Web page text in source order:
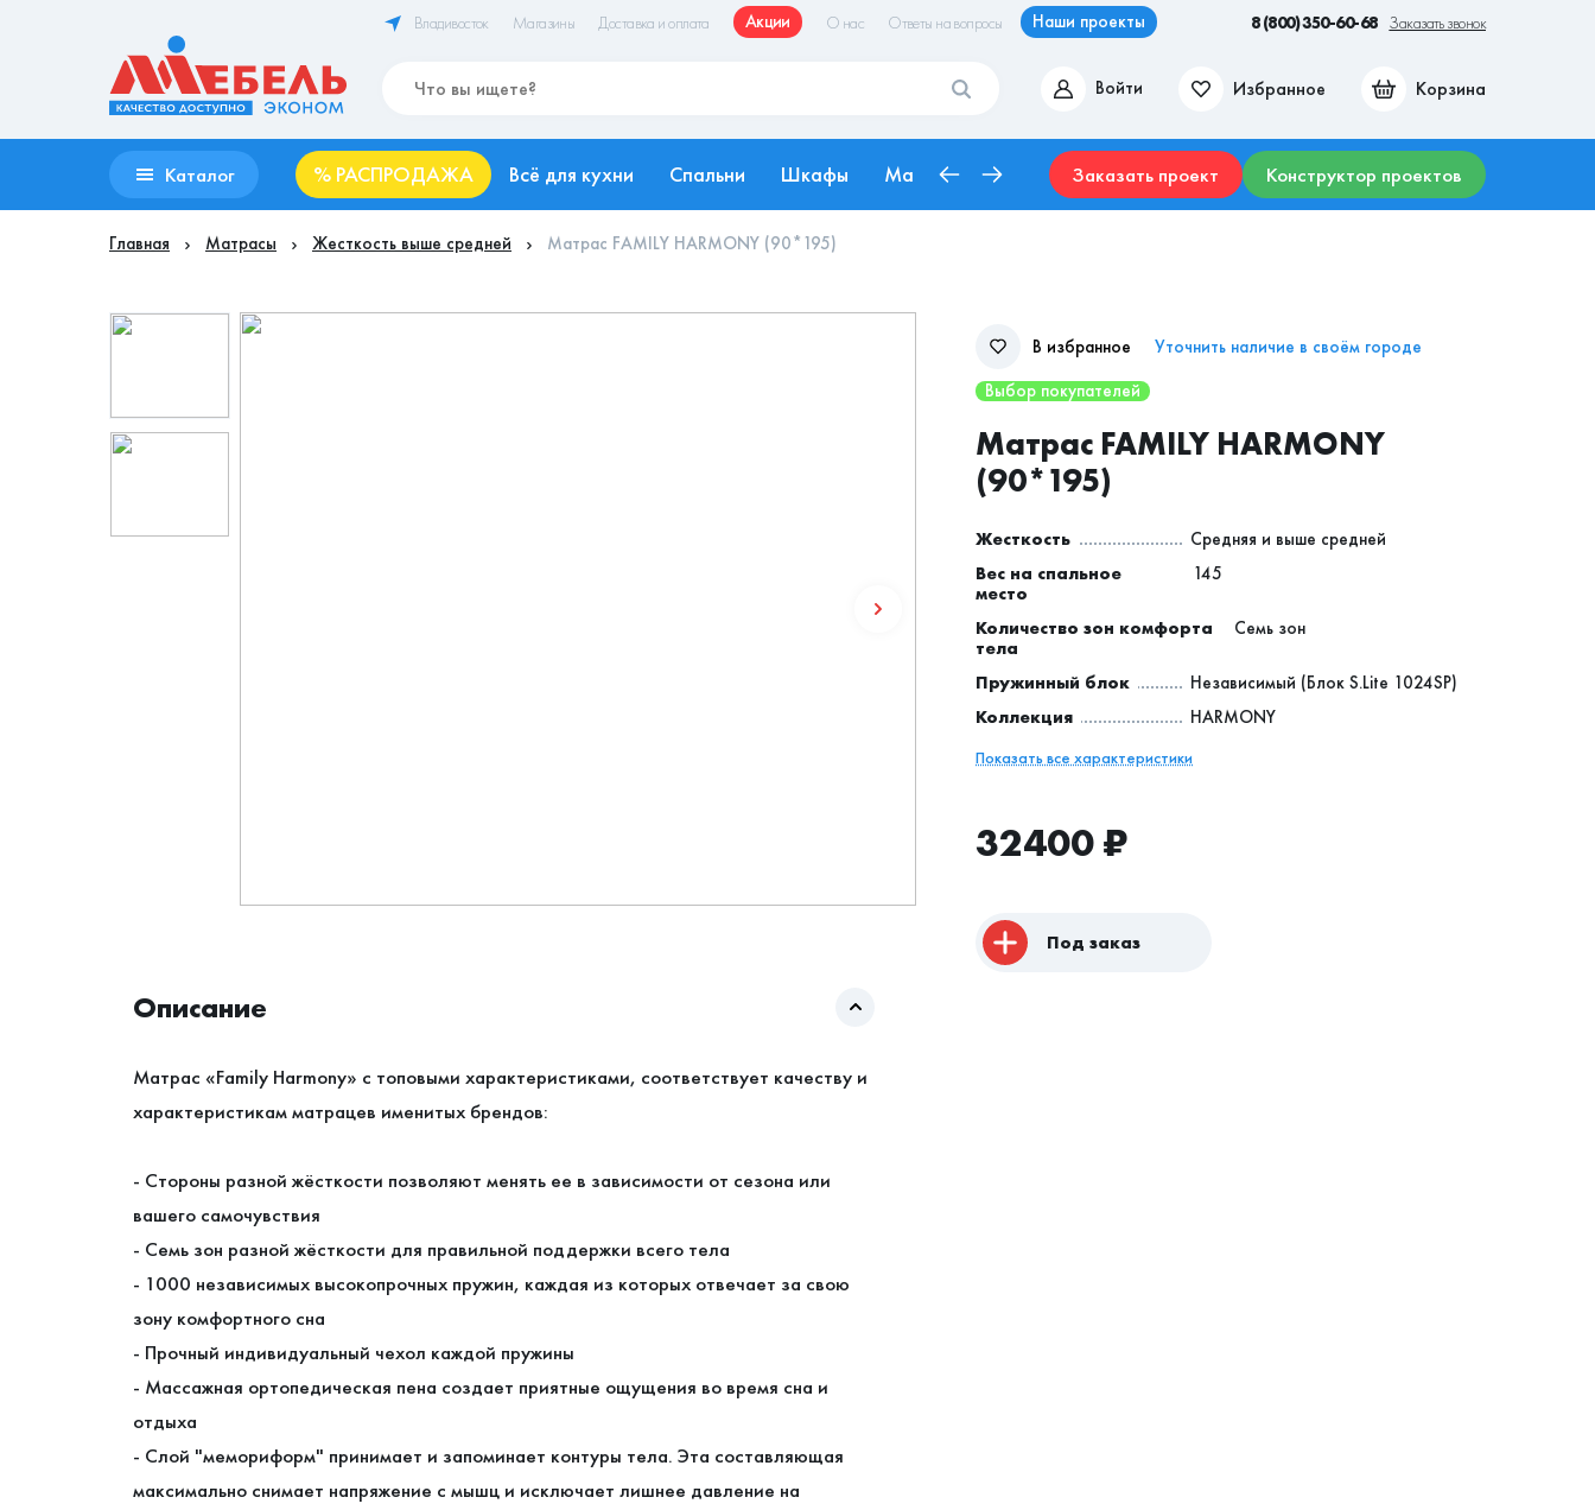
Владивосток Магазины Доставка и оплата Акции О нас Ответы на вопросы Наши проекты 8 (800) 350-60-68 Заказать звонок
Войти Избранное Корзина
Каталог % РАСПРОДАЖА Всё для кухни Спальни Шкафы Матрасы Рабочие места Гостиные Прихожие Столы
Заказать проект Конструктор проектов
Главная Матрасы Жесткость выше средней Матрас FAMILY HARMONY (90*195)
В избранное
Уточнить наличие в своём городе
Выбор покупателей
Матрас FAMILY HARMONY
(90*195)
Жесткость
Средняя и выше средней
Вес на спальное
место
145
Количество зон комфорта
тела
Семь зон
Пружинный блок
Независимый (Блок S.Lite 1024SP)
Коллекция
HARMONY
Показать все характеристики
32400₽
Под заказ
Описание
Матрас «Family Harmony» с топовыми характеристиками, соответствует качеству и
характеристикам матрацев именитых брендов:
- Стороны разной жёсткости позволяют менять ее в зависимости от сезона или
вашего самочувствия
- Семь зон разной жёсткости для правильной поддержки всего тела
- 1000 независимых высокопрочных пружин, каждая из которых отвечает за свою
зону комфортного сна
- Прочный индивидуальный чехол каждой пружины
- Массажная ортопедическая пена создает приятные ощущения во время сна и
отдыха
- Слой "мемориформ" принимает и запоминает контуры тела. Эта составляющая
максимально снимает напряжение с мышц и исключает лишнее давление на